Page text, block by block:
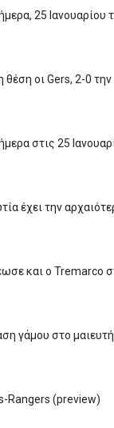
25 Ιανουαρίου
θέση οι Gers, 2-0
στις 25
έχει την
και ο Tremarco
γάμου στο
Rangers (preview)